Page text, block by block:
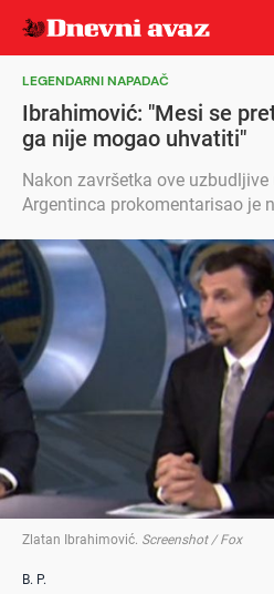
LEGENDARNI NAPADAČ
Ibrahimović: "Mesi se
ga nije mogao uhvatiti"
Nakon završetka ove
Argentinca prokomentarisao je
Zlatan Ibrahimović. Screenshot / Fox
B. P.